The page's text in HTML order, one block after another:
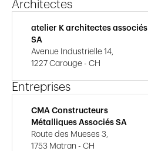
Architectes
atelier K architectes associés
SA
Avenue Industrielle 14,
1227 Carouge - CH
Entreprises
CMA Constructeurs
Métalliques Associés SA
Route des Mueses 3,
1753 Matran - CH